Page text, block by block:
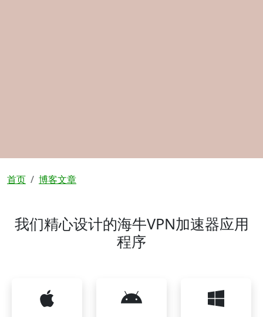
面包屑
首页 博客文章
我们精心设计的海牛VPN加速器应用
程序